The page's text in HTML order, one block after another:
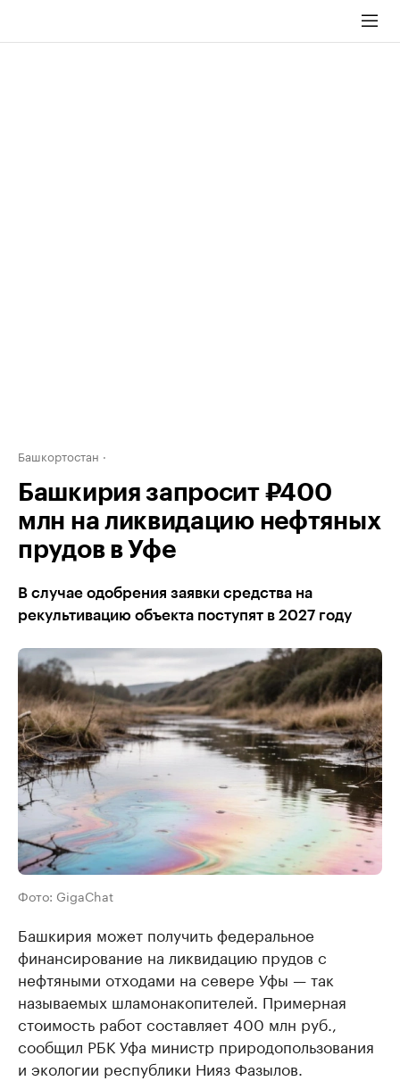
Башкортостан
Башкирия запросит ₽400
млн на ликвидацию нефтяных
прудов в Уфе
В случае одобрения заявки средства на
рекультивацию объекта поступят в 2027 году
Фото: GigaChat
Башкирия может получить федеральное
финансирование на ликвидацию прудов с
нефтяными отходами на севере Уфы — так
называемых шламонакопителей. Примерная
стоимость работ составляет 400 млн руб.,
сообщил РБК Уфа министр природопользования
и экологии республики Нияз Фазылов.